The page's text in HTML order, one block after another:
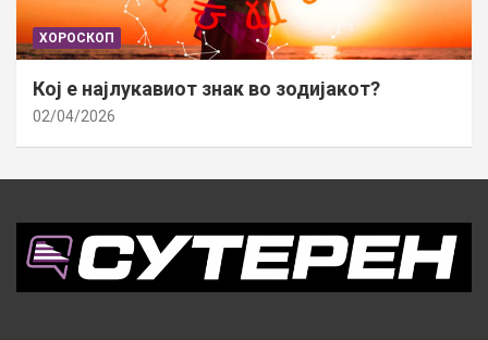
ХОРОСКОП
Кој е најлукавиот знак во зодијакот?
02/04/2026